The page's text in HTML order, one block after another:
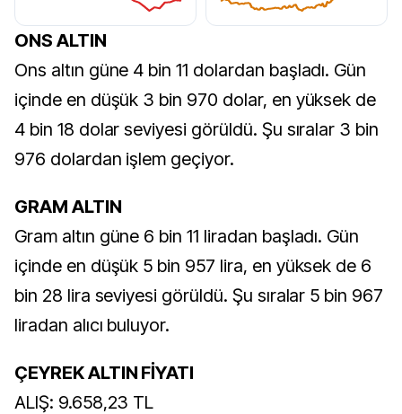
ONS ALTIN
Ons altın güne 4 bin 11 dolardan başladı. Gün
içinde en düşük 3 bin 970 dolar, en yüksek de
4 bin 18 dolar seviyesi görüldü. Şu sıralar 3 bin
976 dolardan işlem geçiyor.
GRAM ALTIN
Gram altın güne 6 bin 11 liradan başladı. Gün
içinde en düşük 5 bin 957 lira, en yüksek de 6
bin 28 lira seviyesi görüldü. Şu sıralar 5 bin 967
liradan alıcı buluyor.
ÇEYREK ALTIN FİYATI
ALIŞ: 9.658,23 TL